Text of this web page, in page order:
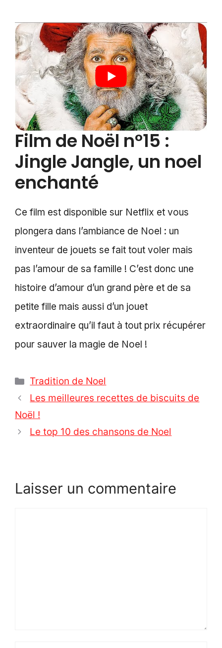
Film de Noël n°15 :
Jingle Jangle, un noel
enchanté
Ce film est disponible sur Netflix et vous
plongera dans l’ambiance de Noel : un
inventeur de jouets se fait tout voler mais
pas l’amour de sa famille ! C’est donc une
histoire d’amour d’un grand père et de sa
petite fille mais aussi d’un jouet
extraordinaire qu’il faut à tout prix récupérer
pour sauver la magie de Noel !
Catégories
Tradition de Noel
Les meilleures recettes de biscuits de
Noël !
Le top 10 des chansons de Noel
Laisser un commentaire